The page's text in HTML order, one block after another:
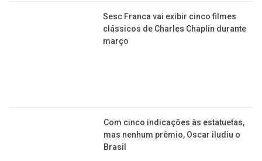
Sesc Franca vai exibir cinco filmes
clássicos de Charles Chaplin durante
março
Com cinco indicações às estatuetas,
mas nenhum prêmio, Oscar iludiu o
Brasil